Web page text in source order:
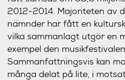
2012-2014. Majoriteten av
nämnder har fått en
vilka sammanlagt utgör en
exempel den
Sammanfattningsvis kan
många delat på lite, i